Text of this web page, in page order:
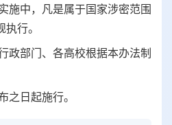
施中，凡是属于国家涉密范围
行。
政部门、各高校根据本办法制
之日起施行。